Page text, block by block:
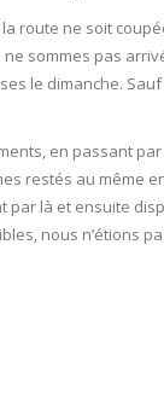
route ne soit
sommes pas
le dimanche.
en passant
restés au même
par là et ensuite
nous n’étions